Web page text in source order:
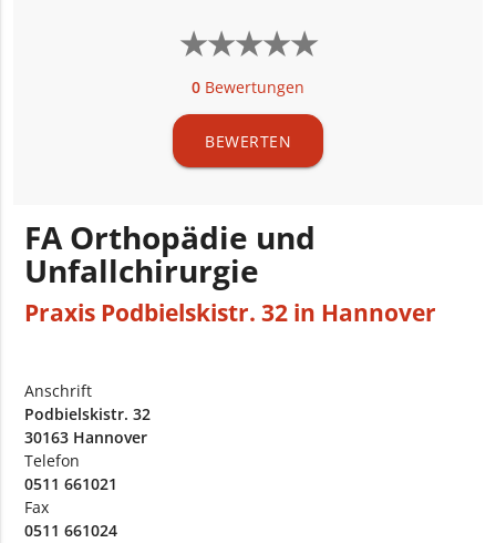
★★★★★
★★★★★
0 Bewertungen
BEWERTEN
FA Orthopädie und
Unfallchirurgie
Praxis Podbielskistr. 32 in Hannover
Anschrift
Podbielskistr. 32
30163 Hannover
Telefon
0511 661021
Fax
0511 661024